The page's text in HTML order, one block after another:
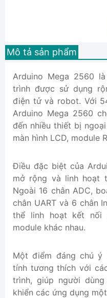
Mô tả sản phẩm
Arduino Mega 2560
trình được sử dụng
điện tử và robot. Với
Arduino Mega 2560
đến nhiều thiết bị
màn hình LCD, module
Điều đặc biệt của
mở rộng và linh hoạt
Ngoài 16 chân ADC,
chân UART và 6 chân
thể linh hoạt kết nối
module khác nhau.
Một điểm đáng chú ý
tính tương thích với
trình, giúp người
khiển các ứng dụng